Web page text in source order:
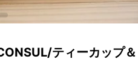
ティーカップ＆